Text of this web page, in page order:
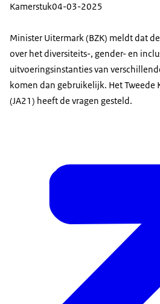
Kamerstuk04-03-2025
Minister Uitermark (BZK) meldt dat
over het diversiteits-, gender- en
uitvoeringsinstanties van
komen dan gebruikelijk. Het Tweede
(JA21) heeft de vragen gesteld.